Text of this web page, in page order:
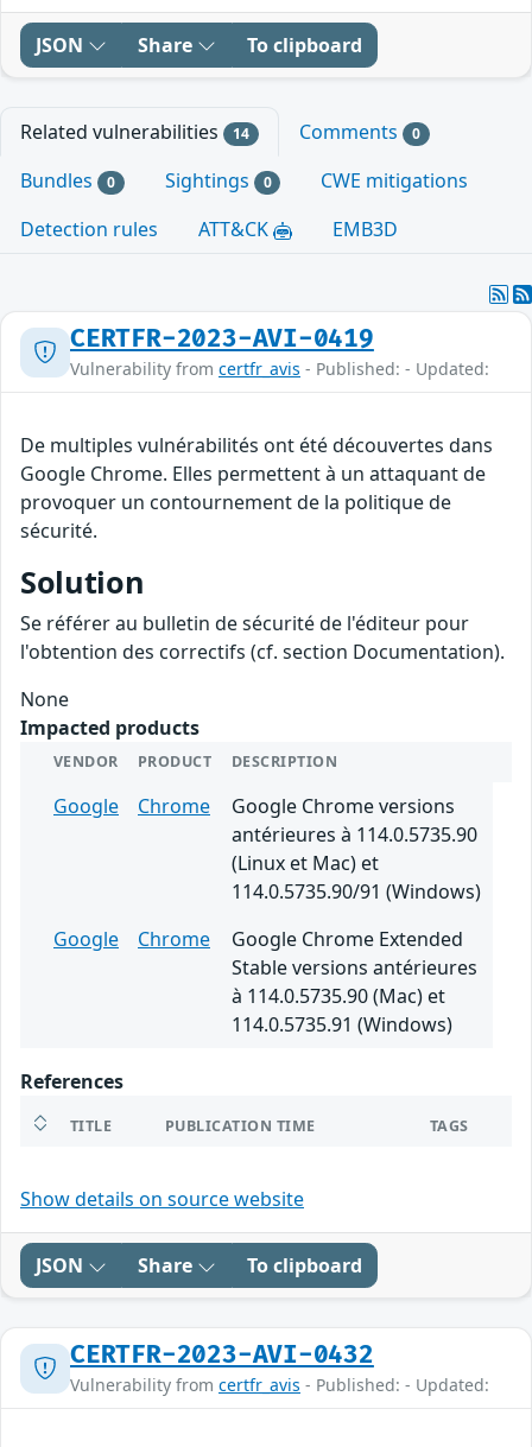
JSON Share To clipboard
Related vulnerabilities 14 Comments 0
Bundles 0 Sightings 0
CWE mitigations
Detection rules
ATT&CK EMB3D
CERTFR-2023-AVI-0419
Vulnerability from certfr_avis - Published: - Updated:
De multiples vulnérabilités ont été découvertes dans
Google Chrome. Elles permettent à un attaquant de
provoquer un contournement de la politique de
sécurité.
Solution
Se référer au bulletin de sécurité de l'éditeur pour
l'obtention des correctifs (cf. section Documentation).
None
Impacted products
VENDOR PRODUCT DESCRIPTION
Google Chrome
Google Chrome versions
antérieures à 114.0.5735.90
(Linux et Mac) et
114.0.5735.90/91 (Windows)
Google
Chrome
Google Chrome Extended
Stable versions antérieures
à 114.0.5735.90 (Mac) et
114.0.5735.91 (Windows)
References
TITLE PUBLICATION TIME TAGS
Show details on source website
JSON Share To clipboard
CERTFR-2023-AVI-0432
Vulnerability from certfr_avis - Published: - Updated: